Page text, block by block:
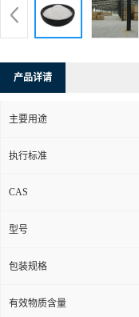
产品详请
主要用途
执行标准
CAS
型号
包装规格
有效物质含量